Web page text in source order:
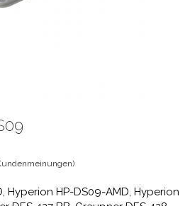
Hyperion HP-DS09-AMD, Hyperion